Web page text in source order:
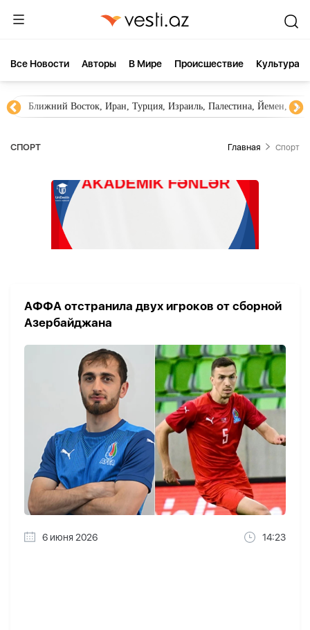
Все Новости Aвторы В Мире Происшествие Культура
Ближний Восток, Иран, Турция, Израиль, Палестина, Йемен,
СПОРТ Главная Спорт
АФФА отстранила двух игроков от сборной
Азербайджана
6 июня 2026 14:23